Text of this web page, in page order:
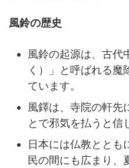
風鈴の歴史
風鈴の起源は、古代
く）」と呼ばれる魔
ています。
風鐸は、寺院の軒先
とで邪気を払うと信
日本には仏教ととも
民の間にも広まり、